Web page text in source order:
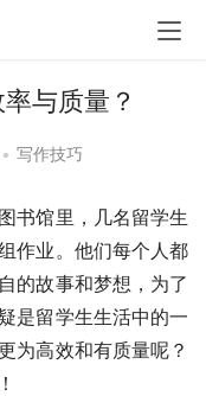
与质量？
• 写作技巧
书馆里，几名留学生
作业。他们每个人都
的故事和梦想，为了
是留学生生活中的一
为高效和有质量呢？